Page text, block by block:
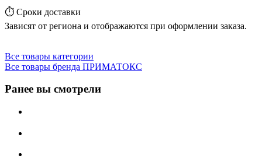
⏱️ Сроки доставки
Зависят от региона и отображаются при оформлении заказа.
Все товары категории
Все товары бренда ПРИМАТОКС
Ранее вы смотрели